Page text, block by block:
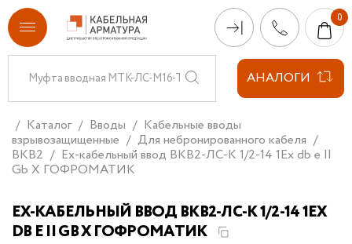
АНАЛОГИ
Каталог Вводы
Кабельные вводы
взрывозащищенные
Для небронированного кабеля
ВКВ2
Ех-кабельный ввод ВКВ2-ЛС-K 1/2-14 1Ex db e II
Gb X ГОФРОМАТИК
ЕХ-КАБЕЛЬНЫЙ ВВОД ВКВ2-ЛС-K 1/2-14 1EX
DB E II GB X ГОФРОМАТИК